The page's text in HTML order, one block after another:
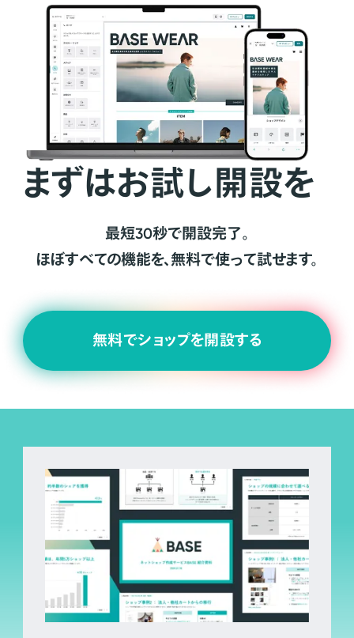
まずはお試し開設を
最短30秒で開設完了。
ほぼすべての機能を、無料で使って試せます。
無料でショップを開設する